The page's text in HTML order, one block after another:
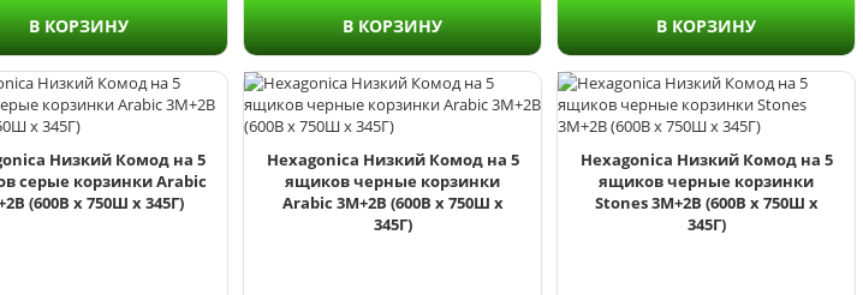
В КОРЗИНУ В КОРЗИНУ В КОРЗИНУ
Низкий Комод на 5
серые корзинки Arabic
(600В х 750Ш х 345Г)
Hexagonica Низкий Комод на 5
ящиков черные корзинки
Arabic 3М+2В (600В х 750Ш х
345Г)
Hexagonica Низкий Комод на 5
ящиков черные корзинки
Stones 3М+2В (600В х 750Ш х
345Г)